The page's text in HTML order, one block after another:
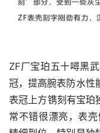
ZF厂宝珀五十噚黑
冠，提高腕表防水性
表冠上方镌刻有宝珀
常不错很漂亮，表